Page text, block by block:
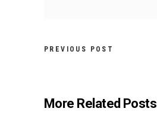
PREVIOUS POST
More Related Posts